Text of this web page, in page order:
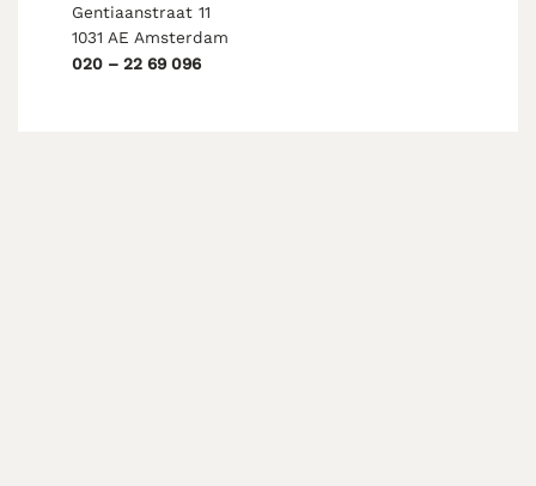
Gentiaanstraat 11
1031 AE Amsterdam
020 – 22 69 096